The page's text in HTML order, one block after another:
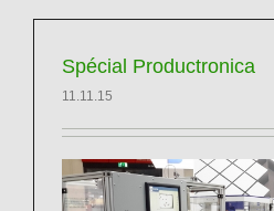
Spécial Productronica
11.11.15